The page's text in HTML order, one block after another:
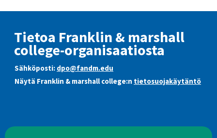
Tietoa Franklin & marshall
college-organisaatiosta
Sähköposti: dpo@fandm.edu
Näytä Franklin & marshall college:n tietosuojakäytäntö